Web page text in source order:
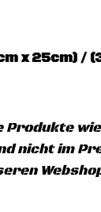
x 25cm) /
Produkte
nicht im